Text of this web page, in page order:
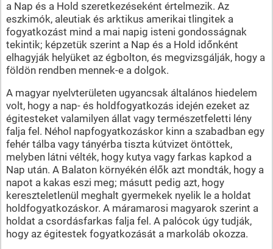
a Nap és a Hold szeretkezéseként értelmezik. Az
eszkimók, aleutiak és arktikus amerikai tlingitek a
fogyatkozást mind a mai napig isteni gondosságnak
tekintik; képzetük szerint a Nap és a Hold időnként
elhagyják helyüket az égbolton, és megvizsgálják, hogy a
földön rendben mennek-e a dolgok.
A magyar nyelvterületen ugyancsak általános hiedelem
volt, hogy a nap- és holdfogyatkozás idején ezeket az
égitesteket valamilyen állat vagy természetfeletti lény
falja fel. Néhol napfogyatkozáskor kinn a szabadban egy
fehér tálba vagy tányérba tiszta kútvizet öntöttek,
melyben látni vélték, hogy kutya vagy farkas kapkod a
Nap után. A Balaton környékén élők azt mondták, hogy a
napot a kakas eszi meg; másutt pedig azt, hogy
kereszteletlenül meghalt gyermekek nyelik le a holdat
holdfogyatkozáskor. A máramarosi magyarok szerint a
holdat a csordásfarkas falja fel. A palócok úgy tudják,
hogy az égitestek fogyatkozását a markoláb okozza.